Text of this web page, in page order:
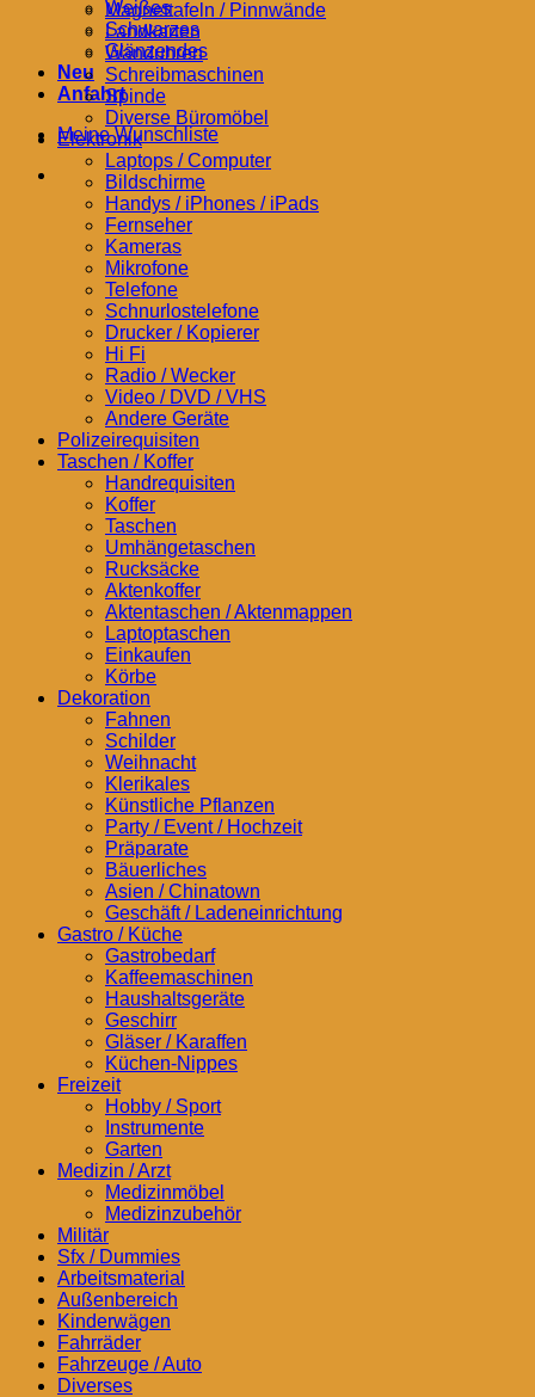
Weißes
Schwarzes
Glänzendes
Neu
Anfahrt
Meine Wunschliste
Magnettafeln / Pinnwände
Landkarten
Wanduhren
Schreibmaschinen
Spinde
Diverse Büromöbel
Elektronik
Laptops / Computer
Bildschirme
Handys / iPhones / iPads
Fernseher
Kameras
Mikrofone
Telefone
Schnurlostelefone
Drucker / Kopierer
Hi Fi
Radio / Wecker
Video / DVD / VHS
Andere Geräte
Polizeirequisiten
Taschen / Koffer
Handrequisiten
Koffer
Taschen
Umhängetaschen
Rucksäcke
Aktenkoffer
Aktentaschen / Aktenmappen
Laptoptaschen
Einkaufen
Körbe
Dekoration
Fahnen
Schilder
Weihnacht
Klerikales
Künstliche Pflanzen
Party / Event / Hochzeit
Präparate
Bäuerliches
Asien / Chinatown
Geschäft / Ladeneinrichtung
Gastro / Küche
Gastrobedarf
Kaffeemaschinen
Haushaltsgeräte
Geschirr
Gläser / Karaffen
Küchen-Nippes
Freizeit
Hobby / Sport
Instrumente
Garten
Medizin / Arzt
Medizinmöbel
Medizinzubehör
Militär
Sfx / Dummies
Arbeitsmaterial
Außenbereich
Kinderwägen
Fahrräder
Fahrzeuge / Auto
Diverses